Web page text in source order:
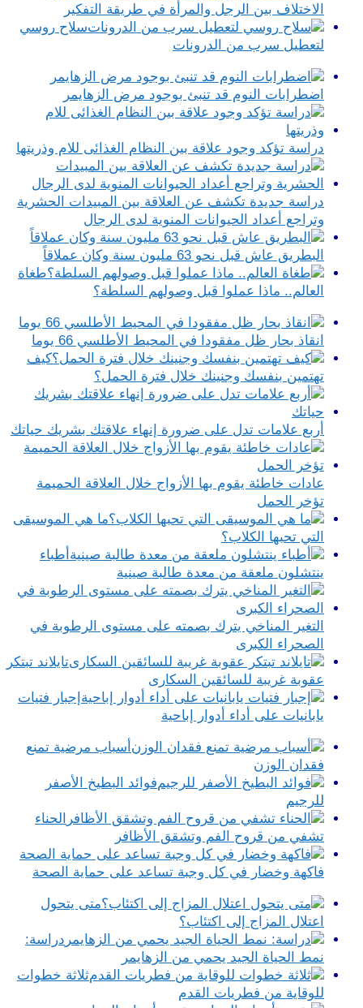
الاختلاف بين الرجل والمرأة في طريقة التفكير
سلاح روسي
لتعطيل سرب من الدرونات
اضطرابات النوم قد تنبئ بوجود مرض الزهايمر
دراسة تؤكد وجود علاقة بين النظام الغذائى للام وذريتها
دراسة جديدة تكشف عن العلاقة بين المبيدات الحشرية
وتراجع أعداد الحيوانات المنوية لدى الرجال
البطريق عاش قبل نحو 63 مليون سنة وكان عملاقاً
طغاة
العالم.. ماذا عملوا قبل وصولهم السلطة؟
انقاذ بحار ظل مفقودا في المحيط الأطلسي 66 يوما
كيف
تهتمين بنفسك وجنينك خلال فترة الحمل؟
أربع علامات تدل على ضرورة إنهاء علاقتك بشريك حياتك
عادات خاطئة يقوم بها الأزواج خلال العلاقة الحميمة
تؤخر الحمل
ما هي الموسيقى
التي تحبها الكلاب؟
أطباء
ينتشلون ملعقة من معدة طالبة صينية
التغير المناخي يترك بصمته على مستوى الرطوبة في
الصحراء الكبرى
تايلاند تبتكر
عقوبة غريبة للسائقين السكارى
إجبار فتيات
يابانيات على أداء أدوار إباحية
أسباب مرضية تمنع
فقدان الوزن
فوائد البطيخ الأصفر
للرجيم
الحناء
تشفي من قروح الفم وتشقق الأظافر
فاكهة وخضار في كل وجبة تساعد على حماية الصحة
متى يتحول
اعتلال المزاج إلى اكتئاب؟
دراسة:
نمط الحياة الجيد يحمي من الزهايمر
ثلاثة خطوات
للوقاية من فطريات القدم